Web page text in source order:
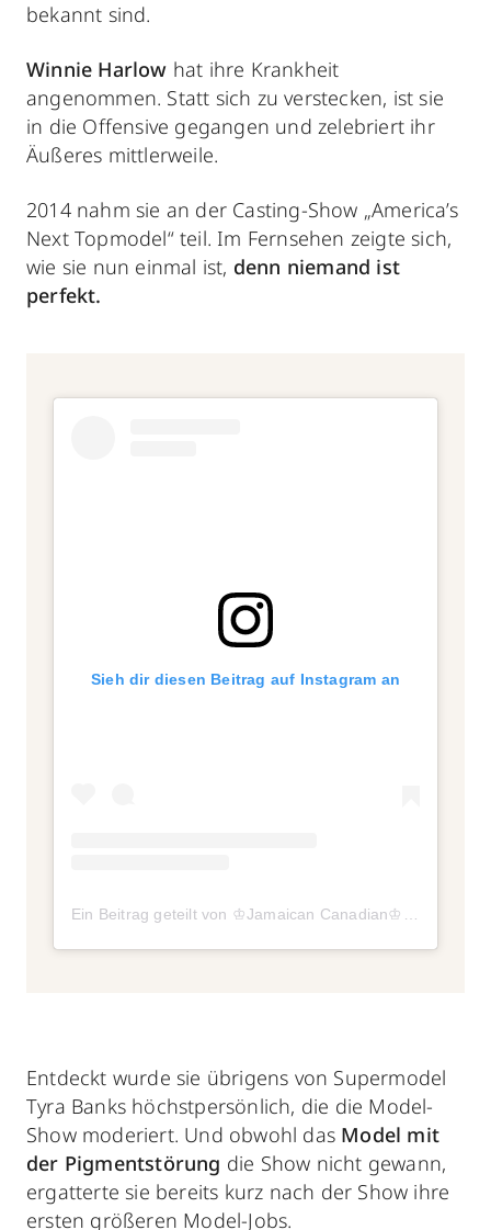
bekannt sind.
Winnie Harlow hat ihre Krankheit
angenommen. Statt sich zu verstecken, ist sie
in die Offensive gegangen und zelebriert ihr
Äußeres mittlerweile.
2014 nahm sie an der Casting-Show „America’s
Next Topmodel“ teil. Im Fernsehen zeigte sich,
wie sie nun einmal ist, denn niemand ist
perfekt.
Sieh dir diesen Beitrag auf Instagram an
Entdeckt wurde sie übrigens von Supermodel
Tyra Banks höchstpersönlich, die die Model-
Show moderiert. Und obwohl das Model mit
der Pigmentstörung die Show nicht gewann,
ergatterte sie bereits kurz nach der Show ihre
ersten größeren Model-Jobs.